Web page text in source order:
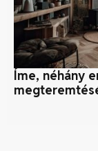
Íme, néhány